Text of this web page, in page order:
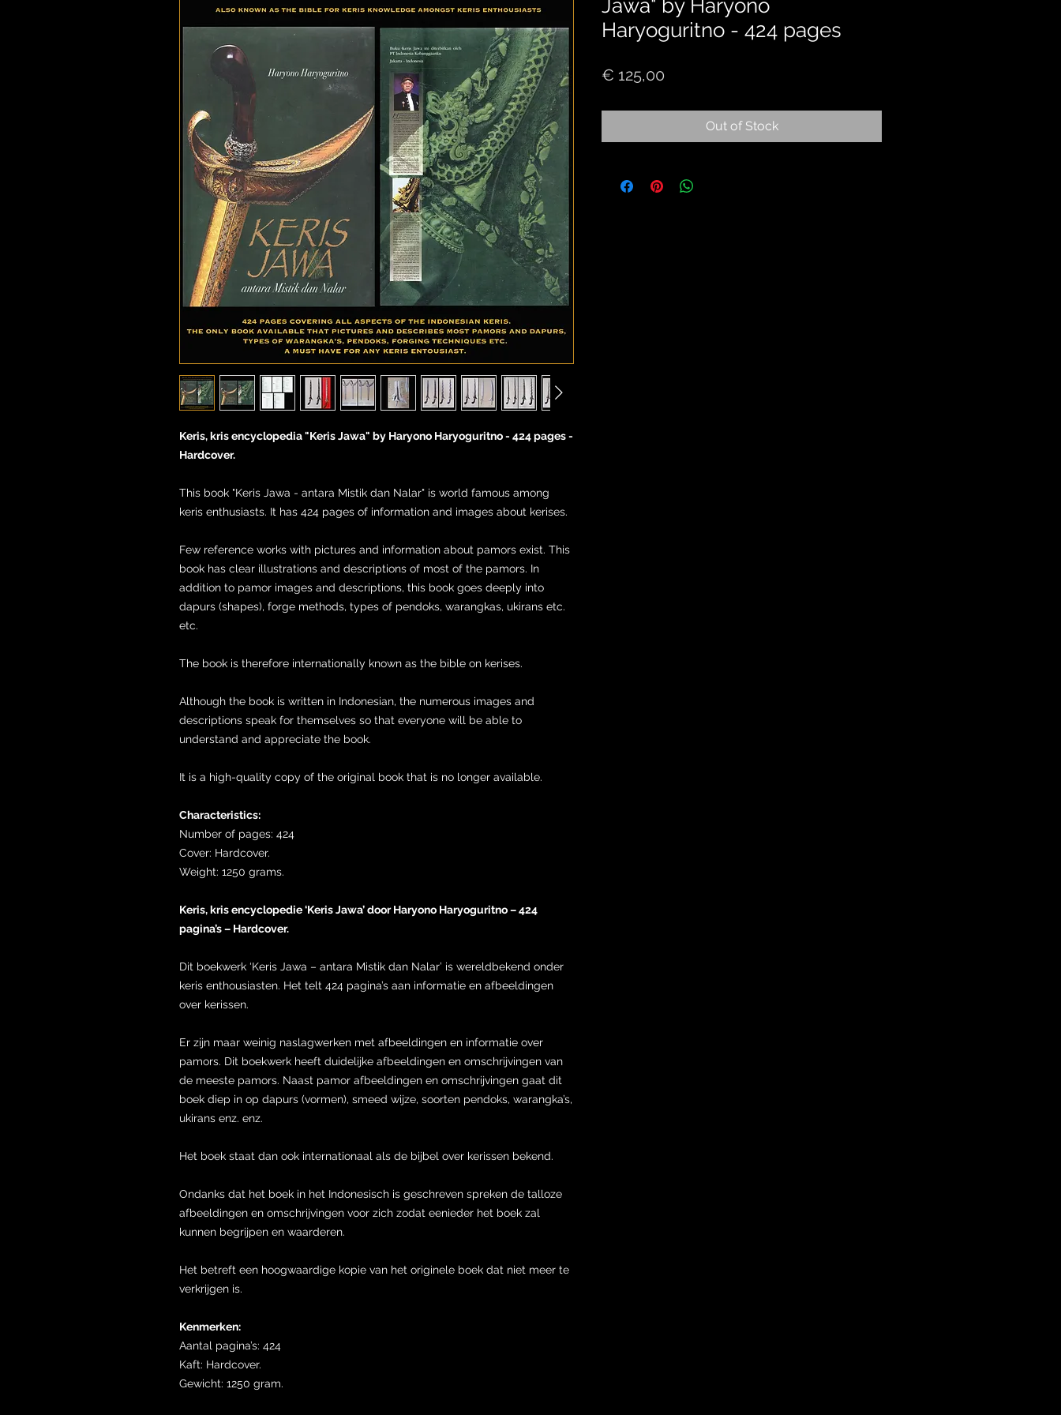
Keris, kris encyclopedia "Keris Jawa" by Haryono Haryoguritno - 424 pages -
Hardcover.
This book "Keris Jawa - antara Mistik dan Nalar" is world famous among
keris enthusiasts. It has 424 pages of information and images about kerises.
Few reference works with pictures and information about pamors exist. This
book has clear illustrations and descriptions of most of the pamors. In
addition to pamor images and descriptions, this book goes deeply into
dapurs (shapes), forge methods, types of pendoks, warangkas, ukirans etc.
etc.
The book is therefore internationally known as the bible on kerises.
Although the book is written in Indonesian, the numerous images and
descriptions speak for themselves so that everyone will be able to
understand and appreciate the book.
It is a high-quality copy of the original book that is no longer available.
Characteristics:
Number of pages: 424
Cover: Hardcover.
Weight: 1250 grams.
Keris, kris encyclopedie ‘Keris Jawa’ door Haryono Haryoguritno – 424
pagina’s – Hardcover.
Dit boekwerk ‘Keris Jawa – antara Mistik dan Nalar’ is wereldbekend onder
keris enthousiasten. Het telt 424 pagina’s aan informatie en afbeeldingen
over kerissen.
Er zijn maar weinig naslagwerken met afbeeldingen en informatie over
pamors. Dit boekwerk heeft duidelijke afbeeldingen en omschrijvingen van
de meeste pamors. Naast pamor afbeeldingen en omschrijvingen gaat dit
boek diep in op dapurs (vormen), smeed wijze, soorten pendoks, warangka’s,
ukirans enz. enz.
Het boek staat dan ook internationaal als de bijbel over kerissen bekend.
Ondanks dat het boek in het Indonesisch is geschreven spreken de talloze
afbeeldingen en omschrijvingen voor zich zodat eenieder het boek zal
kunnen begrijpen en waarderen.
Het betreft een hoogwaardige kopie van het originele boek dat niet meer te
verkrijgen is.
Kenmerken:
Aantal pagina’s: 424
Kaft: Hardcover.
Gewicht: 1250 gram.
Jawa" by Haryono
Haryoguritno - 424 pages
€ 125,00
Out of Stock